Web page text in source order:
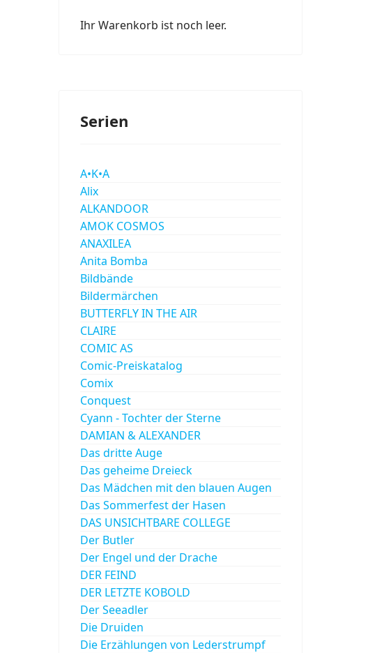
Ihr Warenkorb ist noch leer.
Serien
A•K•A
Alix
ALKANDOOR
AMOK COSMOS
ANAXILEA
Anita Bomba
Bildbände
Bildermärchen
BUTTERFLY IN THE AIR
CLAIRE
COMIC AS
Comic-Preiskatalog
Comix
Conquest
Cyann - Tochter der Sterne
DAMIAN & ALEXANDER
Das dritte Auge
Das geheime Dreieck
Das Mädchen mit den blauen Augen
Das Sommerfest der Hasen
DAS UNSICHTBARE COLLEGE
Der Butler
Der Engel und der Drache
DER FEIND
DER LETZTE KOBOLD
Der Seeadler
Die Druiden
Die Erzählungen von Lederstrumpf